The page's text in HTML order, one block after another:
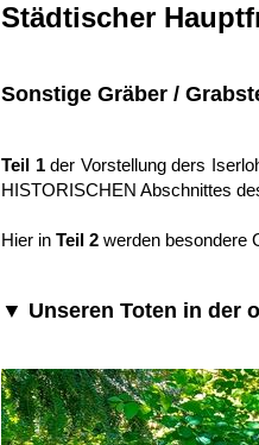
Städtischer
Sonstige Gräber /
Teil 1der Vorstellung ders
HISTORISCHEN Abschnittes
Hier in Teil 2 werden besondere
▼ Unseren Toten in der